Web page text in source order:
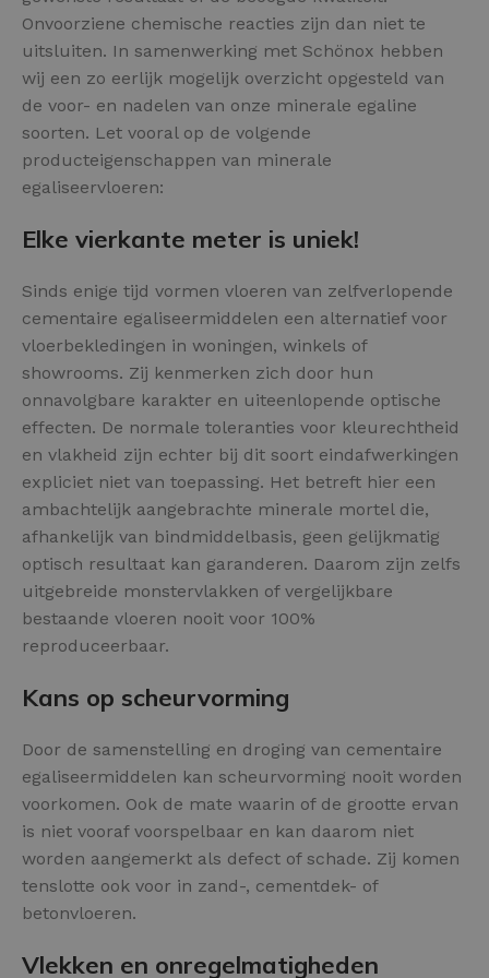
Onvoorziene chemische reacties zijn dan niet te
uitsluiten. In samenwerking met Schönox hebben
wij een zo eerlijk mogelijk overzicht opgesteld van
de voor- en nadelen van onze minerale egaline
soorten. Let vooral op de volgende
producteigenschappen van minerale
egaliseervloeren:
Elke vierkante meter is uniek!
Sinds enige tijd vormen vloeren van zelfverlopende
cementaire egaliseermiddelen een alternatief voor
vloerbekledingen in woningen, winkels of
showrooms. Zij kenmerken zich door hun
onnavolgbare karakter en uiteenlopende optische
effecten. De normale toleranties voor kleurechtheid
en vlakheid zijn echter bij dit soort eindafwerkingen
expliciet niet van toepassing. Het betreft hier een
ambachtelijk aangebrachte minerale mortel die,
afhankelijk van bindmiddelbasis, geen gelijkmatig
optisch resultaat kan garanderen. Daarom zijn zelfs
uitgebreide monstervlakken of vergelijkbare
bestaande vloeren nooit voor 100%
reproduceerbaar.
Kans op scheurvorming
Door de samenstelling en droging van cementaire
egaliseermiddelen kan scheurvorming nooit worden
voorkomen. Ook de mate waarin of de grootte ervan
is niet vooraf voorspelbaar en kan daarom niet
worden aangemerkt als defect of schade. Zij komen
tenslotte ook voor in zand-, cementdek- of
betonvloeren.
Vlekken en onregelmatigheden